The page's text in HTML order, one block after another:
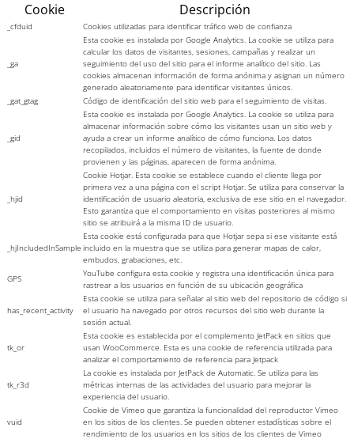
Cookie
Descripción
_cfduid Cookies utilizadas para identificar tráfico web de confianza
_ga
Esta cookie es instalada por Google Analytics. La cookie se utiliza para
calcular los datos de visitantes, sesiones, campañas y realizar un
seguimiento del uso del sitio para el informe analítico del sitio. Las
cookies almacenan información de forma anónima y asignan un número
generado aleatoriamente para identificar visitantes únicos.
_gat_gtag
Código de identificación del sitio web para el seguimiento de visitas.
_gid
Esta cookie es instalada por Google Analytics. La cookie se utiliza para
almacenar información sobre cómo los visitantes usan un sitio web y
ayuda a crear un informe analítico de cómo funciona. Los datos
recopilados, incluidos el número de visitantes, la fuente de donde
provienen y las páginas, aparecen de forma anónima.
_hjid
Cookie Hotjar. Esta cookie se establece cuando el cliente llega por
primera vez a una página con el script Hotjar. Se utiliza para conservar la
identificación de usuario aleatoria, exclusiva de ese sitio en el navegador.
Esto garantiza que el comportamiento en visitas posteriores al mismo
sitio se atribuirá a la misma ID de usuario.
_hjIncludedInSample
Esta cookie está configurada para que Hotjar sepa si ese visitante está
incluido en la muestra que se utiliza para generar mapas de calor,
embudos, grabaciones, etc.
GPS
YouTube configura esta cookie y registra una identificación única para
rastrear a los usuarios en función de su ubicación geográfica
has_recent_activity
Esta cookie se utiliza para señalar al sitio web del repositorio de código si
el usuario ha navegado por otros recursos del sitio web durante la
sesión actual.
tk_or
Esta cookie es establecida por el complemento JetPack en sitios que
usan WooCommerce. Esta es una cookie de referencia utilizada para
analizar el comportamiento de referencia para Jetpack
tk_r3d
La cookie es instalada por JetPack de Automatic. Se utiliza para las
métricas internas de las actividades del usuario para mejorar la
experiencia del usuario.
vuid
Cookie de Vimeo que garantiza la funcionalidad del reproductor Vimeo
en los sitios de los clientes. Se pueden obtener estadísticas sobre el
rendimiento de los usuarios en los sitios de los clientes de Vimeo